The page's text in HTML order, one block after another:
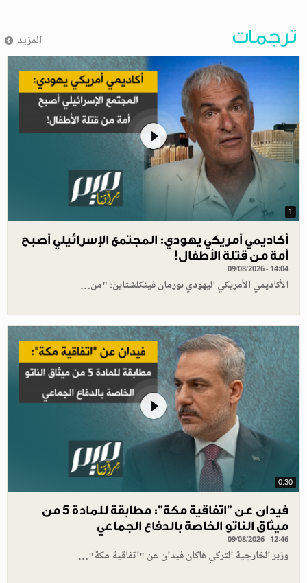
ترجمات المزيد
1
أكاديمي أمريكي يهودي: المجتمع الإسرائيلي أصبح
أمة من قتلة الأطفال!
09/08/2026 - 14:04
الأكاديمي الأمريكي اليهودي نورمان فينكلشتاين: "من…
0.30
فيدان عن "اتفاقية مكة": مطابقة للمادة 5 من
ميثاق الناتو الخاصة بالدفاع الجماعي
09/08/2026 - 12:46
وزير الخارجية التركي هاكان فيدان عن "اتفاقية مكة"…